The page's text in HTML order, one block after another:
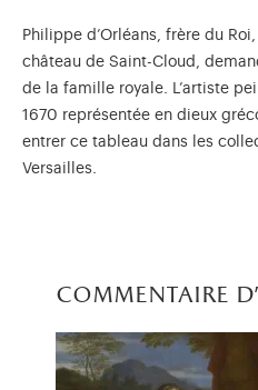
Philippe d’Orléans, frère du
château de Saint-Cloud,
de la famille royale. L’artiste
1670 représentée en dieux
entrer ce tableau dans les
Versailles.
commentaire